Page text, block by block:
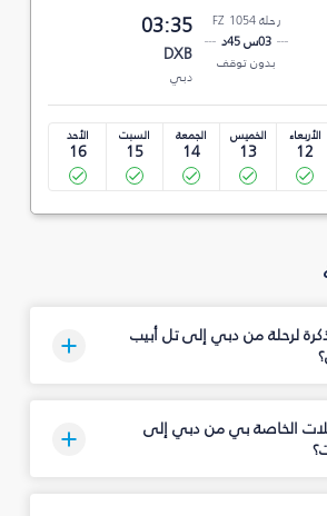
رحلة FZ 1054
03س 45د
بدون توقف
03:35
DXB
دبي
الأربعاء
12
الخميس
13
الجمعة
14
السبت
15
الأحد
16
لرحلة من دبي إلى تل أبيب
الخاصة بي من دبي إلى